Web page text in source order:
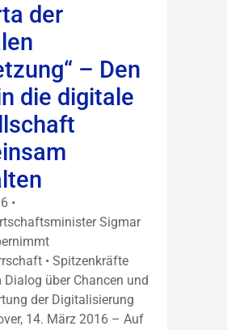
der
– Den
die digitale
•
Sigmar
• Spitzenkräfte
Dialog über Chancen und
der Digitalisierung
14. März 2016 – Auf